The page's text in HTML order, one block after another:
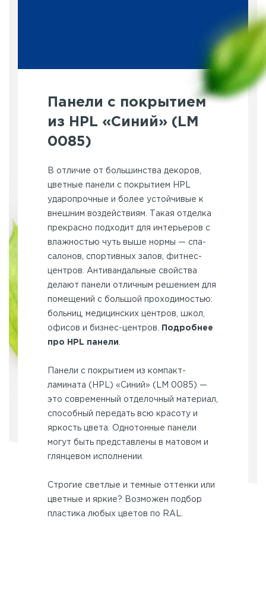
Панели с покрытием
из HPL «Синий» (LM
0085)
В отличие от большинства декоров,
цветные панели с покрытием HPL
ударопрочные и более устойчивые к
внешним воздействиям. Такая отделка
прекрасно подходит для интерьеров с
влажностью чуть выше нормы — спа-
салонов, спортивных залов, фитнес-
центров. Антивандальные свойства
делают панели отличным решением для
помещений с большой проходимостью:
больниц, медицинских центров, школ,
офисов и бизнес-центров.
Подробнее
про HPL панели
Панели с покрытием из компакт-
ламината (HPL) «Синий» (LM 0085) —
это современный отделочный материал,
способный передать всю красоту и
яркость цвета. Однотонные панели
могут быть представлены в матовом и
глянцевом исполнении.
Строгие светлые и темные оттенки или
цветные и яркие? Возможен подбор
пластика любых цветов по RAL.